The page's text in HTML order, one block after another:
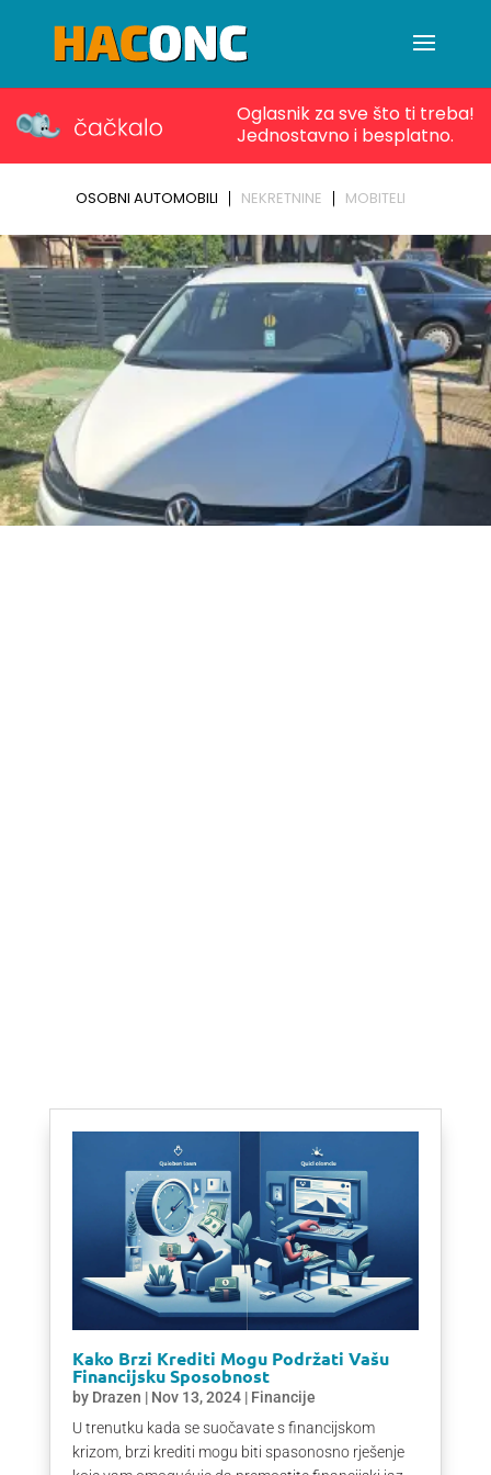
Kako Brzi Krediti Mogu Podržati Vašu
Financijsku Sposobnost
by Drazen | Nov 13, 2024| Financije
U trenutku kada se suočavate s financijskom
krizom, brzi krediti mogu biti spasonosno rješenje